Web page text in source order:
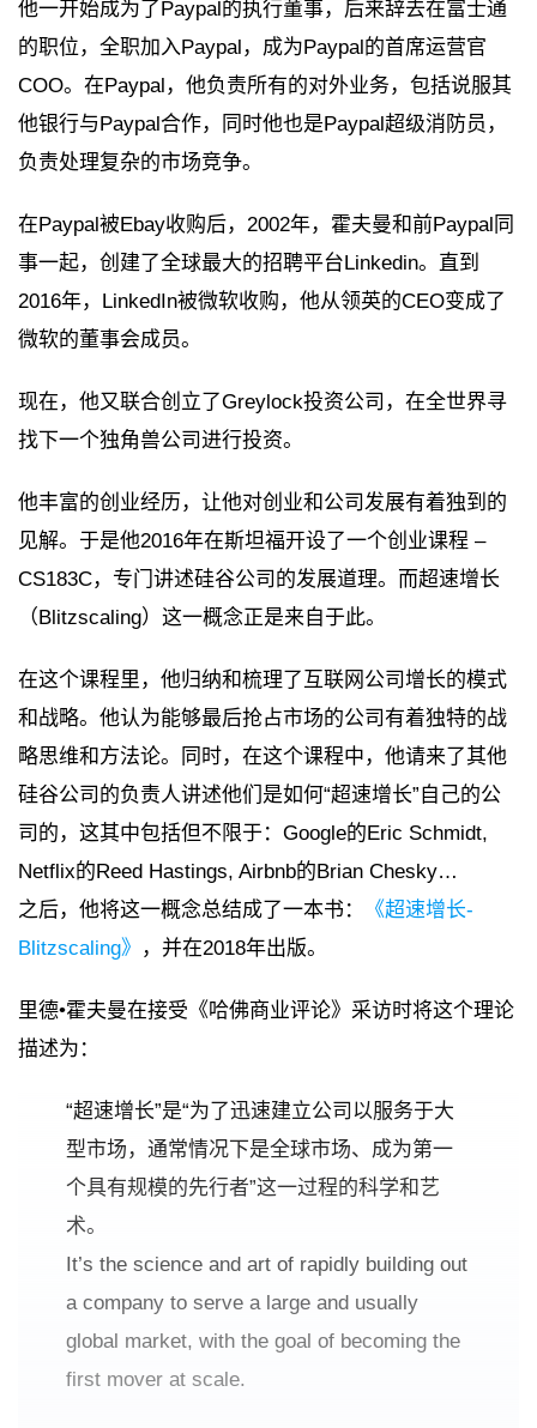
他一开始成为了Paypal的执行董事，后来辞去在富士通
的职位，全职加入Paypal，成为Paypal的首席运营官
COO。在Paypal，他负责所有的对外业务，包括说服其
他银行与Paypal合作，同时他也是Paypal超级消防员，
负责处理复杂的市场竞争。
在Paypal被Ebay收购后，2002年，霍夫曼和前Paypal同
事一起，创建了全球最大的招聘平台Linkedin。直到
2016年，LinkedIn被微软收购，他从领英的CEO变成了
微软的董事会成员。
现在，他又联合创立了Greylock投资公司，在全世界寻
找下一个独角兽公司进行投资。
他丰富的创业经历，让他对创业和公司发展有着独到的
见解。于是他2016年在斯坦福开设了一个创业课程 –
CS183C，专门讲述硅谷公司的发展道理。而超速增长
（Blitzscaling）这一概念正是来自于此。
在这个课程里，他归纳和梳理了互联网公司增长的模式
和战略。他认为能够最后抢占市场的公司有着独特的战
略思维和方法论。同时，在这个课程中，他请来了其他
硅谷公司的负责人讲述他们是如何“超速增长”自己的公
司的，这其中包括但不限于：Google的Eric Schmidt,
Netflix的Reed Hastings, Airbnb的Brian Chesky…
之后，他将这一概念总结成了一本书：
《超速增长-
Blitzscaling》
，并在2018年出版。
里德•霍夫曼在接受《哈佛商业评论》采访时将这个理论
描述为：
“超速增长”是“为了迅速建立公司以服务于大
型市场，通常情况下是全球市场、成为第一
个具有规模的先行者”这一过程的科学和艺
术。
It’s the science and art of rapidly building out
a company to serve a large and usually
global market, with the goal of becoming the
first mover at scale.